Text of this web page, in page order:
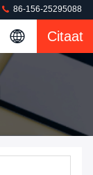
86-156-25295088
Citaat